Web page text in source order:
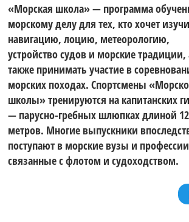
«Морская школа» — программа
морскому делу для тех, кто хочет
навигацию, лоцию, метеорологию,
устройство судов и морские традиции,
также принимать участие в
морских походах. Спортсмены
школы» тренируются на капитанских
— парусно-гребных шлюпках длиной 12
метров. Многие выпускники
поступают в морские вузы и
связанные с флотом и судоходством.